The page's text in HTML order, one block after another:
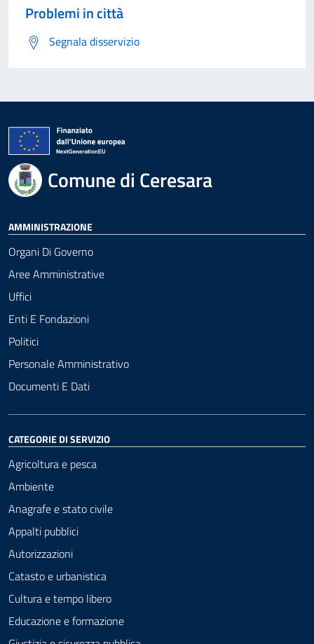
Problemi in città
Segnala disservizio
Comune di Ceresara
AMMINISTRAZIONE
Organi Di Governo
Aree Amministrative
Uffici
Enti E Fondazioni
Politici
Personale Amministrativo
Documenti E Dati
CATEGORIE DI SERVIZIO
Agricoltura e pesca
Ambiente
Anagrafe e stato civile
Appalti pubblici
Autorizzazioni
Catasto e urbanistica
Cultura e tempo libero
Educazione e formazione